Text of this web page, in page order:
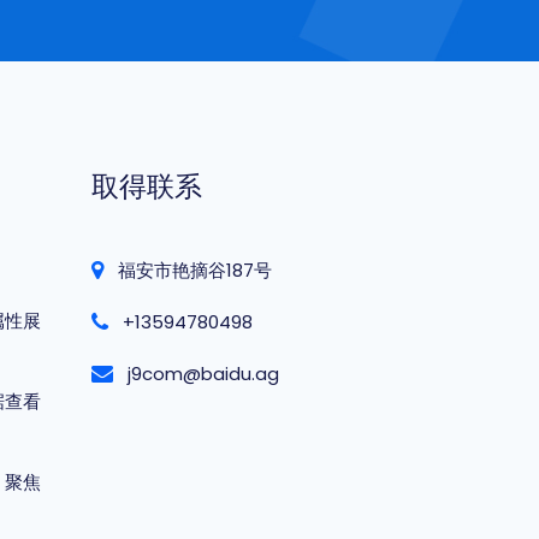
展
查看
焦
取得联系
福安市艳摘谷187号
+13594780498
j9com@baidu.ag